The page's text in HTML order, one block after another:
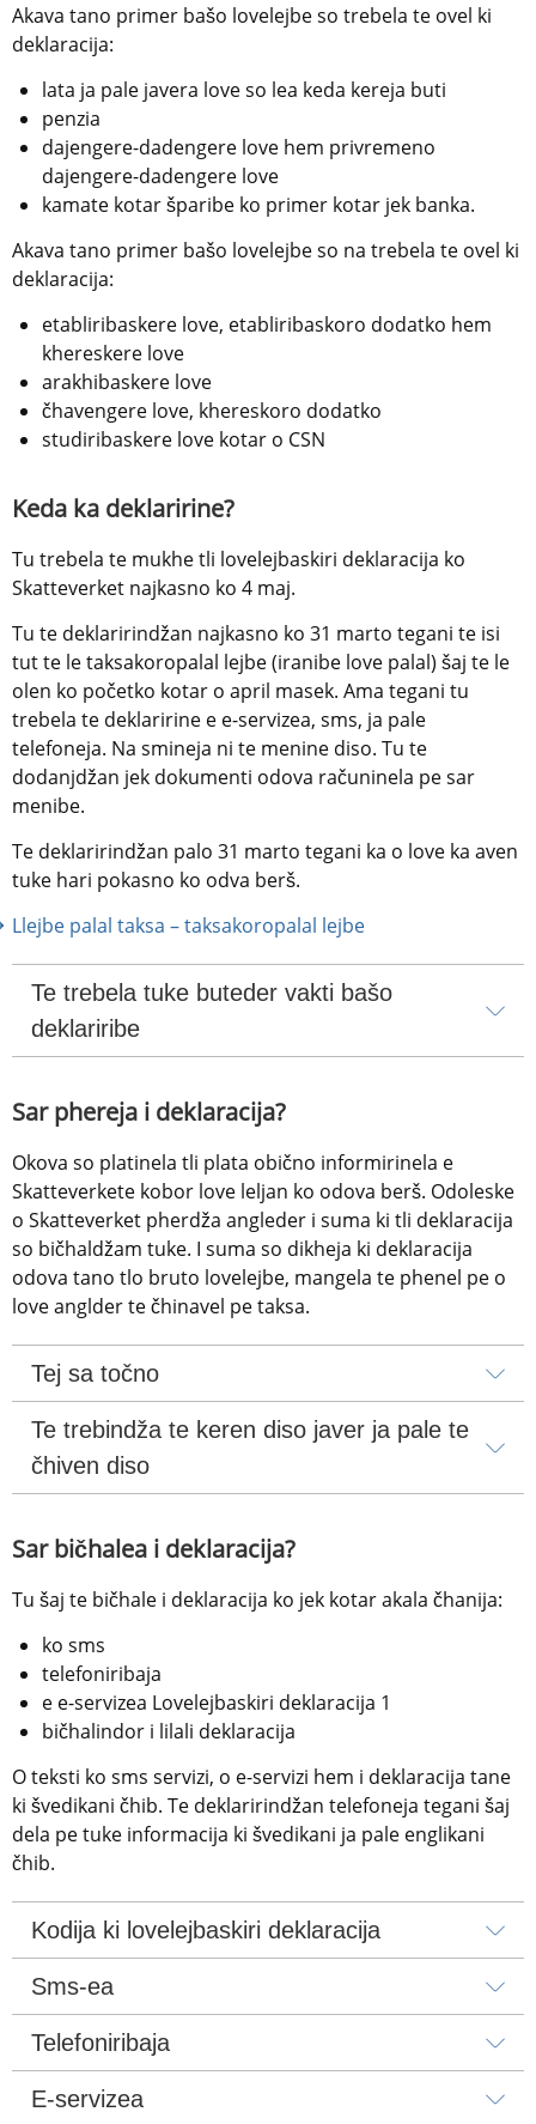
Akava tano primer bašo lovelejbe so trebela te ovel ki
deklaracija:
lata ja pale javera love so lea keda kereja buti
penzia
dajengere-dadengere love hem privremeno
dajengere-dadengere love
kamate kotar šparibe ko primer kotar jek banka.
Akava tano primer bašo lovelejbe so na trebela te ovel ki
deklaracija:
etabliribaskere love, etabliribaskoro dodatko hem
khereskere love
arakhibaskere love
čhavengere love, khereskoro dodatko
studiribaskere love kotar o CSN
Keda ka deklaririne?
Tu trebela te mukhe tli lovelejbaskiri deklaracija ko
Skatteverket najkasno ko 4 maj.
Tu te deklaririndžan najkasno ko 31 marto tegani te isi
tut te le taksakoropalal lejbe (iranibe love palal) šaj te le
olen ko početko kotar o april masek. Ama tegani tu
trebela te deklaririne e e-servizea, sms, ja pale
telefoneja. Na smineja ni te menine diso. Tu te
dodanjdžan jek dokumenti odova računinela pe sar
menibe.
Te deklaririndžan palo 31 marto tegani ka o love ka aven
tuke hari pokasno ko odva berš.
Llejbe palal taksa – taksakoropalal lejbe
Te trebela tuke buteder vakti bašo
deklariribe
Sar phereja i deklaracija?
Okova so platinela tli plata obično informirinela e
Skatteverkete kobor love leljan ko odova berš. Odoleske
o Skatteverket pherdža angleder i suma ki tli deklaracija
so bičhaldžam tuke. I suma so dikheja ki deklaracija
odova tano tlo bruto lovelejbe, mangela te phenel pe o
love anglder te čhinavel pe taksa.
Tej sa točno
Te trebindža te keren diso javer ja pale te
čhiven diso
Sar bičhalea i deklaracija?
Tu šaj te bičhale i deklaracija ko jek kotar akala čhanija:
ko sms
telefoniribaja
e e-servizea Lovelejbaskiri deklaracija 1
bičhalindor i lilali deklaracija
O teksti ko sms servizi, o e-servizi hem i deklaracija tane
ki švedikani čhib. Te deklaririndžan telefoneja tegani šaj
dela pe tuke informacija ki švedikani ja pale englikani
čhib.
Kodija ki lovelejbaskiri deklaracija
Sms-ea
Telefoniribaja
E-servizea